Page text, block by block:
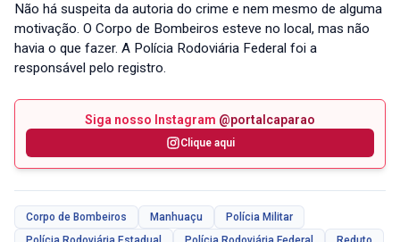
Não há suspeita da autoria do crime e nem mesmo de alguma
motivação. O Corpo de Bombeiros esteve no local, mas não
havia o que fazer. A Polícia Rodoviária Federal foi a
responsável pelo registro.
Siga nosso Instagram @portalcaparao
Clique aqui
Corpo de Bombeiros Manhuaçu
Polícia Militar